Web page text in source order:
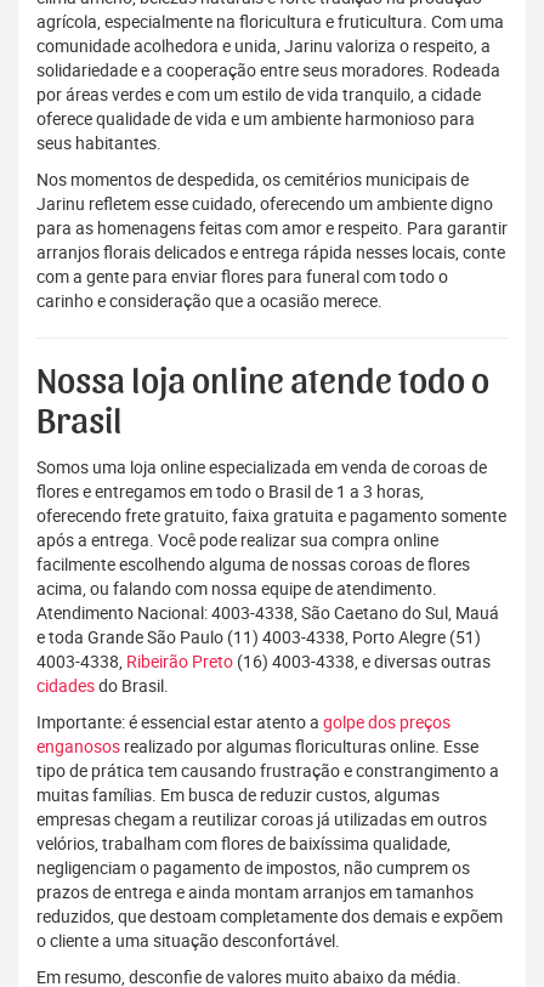
agrícola, especialmente na floricultura e fruticultura. Com uma
comunidade acolhedora e unida, Jarinu valoriza o respeito, a
solidariedade e a cooperação entre seus moradores. Rodeada
por áreas verdes e com um estilo de vida tranquilo, a cidade
oferece qualidade de vida e um ambiente harmonioso para
seus habitantes.
Nos momentos de despedida, os cemitérios municipais de
Jarinu refletem esse cuidado, oferecendo um ambiente digno
para as homenagens feitas com amor e respeito. Para garantir
arranjos florais delicados e entrega rápida nesses locais, conte
com a gente para enviar flores para funeral com todo o
carinho e consideração que a ocasião merece.
Nossa loja online atende todo o
Brasil
Somos uma loja online especializada em venda de coroas de
flores e entregamos em todo o Brasil de 1 a 3 horas,
oferecendo frete gratuito, faixa gratuita e pagamento somente
após a entrega. Você pode realizar sua compra online
facilmente escolhendo alguma de nossas coroas de flores
acima, ou falando com nossa equipe de atendimento.
Atendimento Nacional: 4003-4338, São Caetano do Sul, Mauá
e toda Grande São Paulo (11) 4003-4338, Porto Alegre (51)
4003-4338, Ribeirão Preto (16) 4003-4338, e diversas outras
cidadesdo Brasil.
Importante: é essencial estar atento a golpe dos preços
enganosos realizado por algumas floriculturas online. Esse
tipo de prática tem causando frustração e constrangimento a
muitas famílias. Em busca de reduzir custos, algumas
empresas chegam a reutilizar coroas já utilizadas em outros
velórios, trabalham com flores de baixíssima qualidade,
negligenciam o pagamento de impostos, não cumprem os
prazos de entrega e ainda montam arranjos em tamanhos
reduzidos, que destoam completamente dos demais e expõem
o cliente a uma situação desconfortável.
Em resumo, desconfie de valores muito abaixo da média.